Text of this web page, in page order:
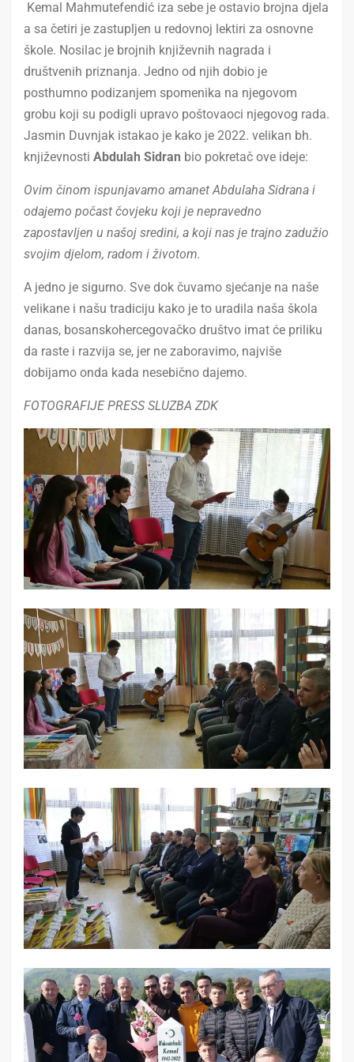
Kemal Mahmutefendić iza sebe je ostavio brojna djela
a sa četiri je zastupljen u redovnoj lektiri za osnovne
škole. Nosilac je brojnih književnih nagrada i
društvenih priznanja. Jedno od njih dobio je
posthumno podizanjem spomenika na njegovom
grobu koji su podigli upravo poštovaoci njegovog rada.
Jasmin Duvnjak istakao je kako je 2022. velikan bh.
književnosti Abdulah Sidran bio pokretač ove ideje:
Ovim činom ispunjavamo amanet Abdulaha Sidrana i
odajemo počast čovjeku koji je nepravedno
zapostavljen u našoj sredini, a koji nas je trajno zadužio
svojim djelom, radom i životom.
A jedno je sigurno. Sve dok čuvamo sjećanje na naše
velikane i našu tradiciju kako je to uradila naša škola
danas, bosanskohercegovačko društvo imat će priliku
da raste i razvija se, jer ne zaboravimo, najviše
dobijamo onda kada nesebično dajemo.
FOTOGRAFIJE PRESS SLUZBA ZDK